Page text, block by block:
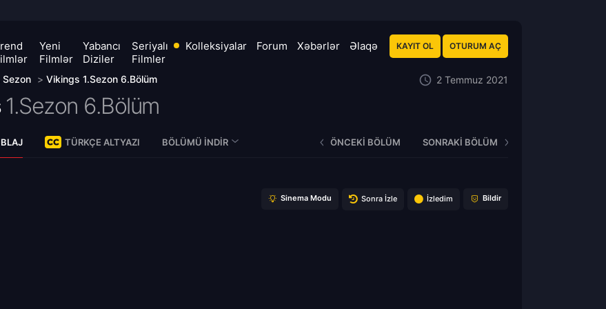
Yeni
Filmlər
Yabancı
Diziler
Seriyalı
Filmler
Kolleksiyalar Forum Xəbərlər Əlaqə KAYIT OL OTURUM AÇ
Sezon > Vikings 1.Sezon 6.Bölüm 2 Temmuz 2021
1.Sezon 6.Bölüm
TÜRKÇE ALTYAZI BÖLÜMÜ İNDIR ÖNCEKI BÖLÜM SONRAKI BÖLÜM
Sinema Modu Sonra İzle İzledim Bildir